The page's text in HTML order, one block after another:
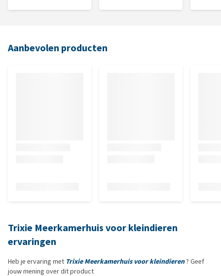
Aanbevolen producten
Trixie Meerkamerhuis voor kleindieren
ervaringen
Heb je ervaring met Trixie Meerkamerhuis voor kleindieren? Geef
jouw mening over dit product